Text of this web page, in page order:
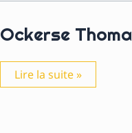
Ockerse
Ockerse
Thomas
Lire la suite »